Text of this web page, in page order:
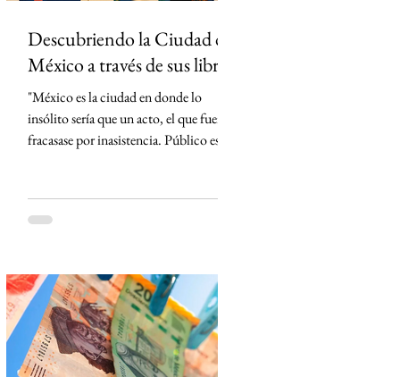
Descubriendo la Ciudad de
México a través de sus libros
"México es la ciudad en donde lo
insólito sería que un acto, el que fuera,
fracasase por inasistencia. Público es lo
de México, en cambio, primero se lee."
Creo que conocí la Ciudad de México
llave distinta y, con cada página, la
ciudad dejó de ser un punto en el mapa
para convertirse en un territorio de
historias. El primero en t